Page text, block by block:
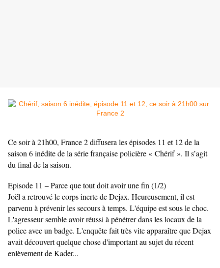
Ce soir à 21h00, France 2 diffusera les épisodes 11 et 12 de la
saison 6 inédite de la série française policière « Chérif ». Il s’agit
du final de la saison.
Episode 11 – Parce que tout doit avoir une fin (1/2)
Joël a retrouvé le corps inerte de Dejax. Heureusement, il est
parvenu à prévenir les secours à temps. L'équipe est sous le choc.
L'agresseur semble avoir réussi à pénétrer dans les locaux de la
police avec un badge. L'enquête fait très vite apparaître que Dejax
avait découvert quelque chose d'important au sujet du récent
enlèvement de Kader...